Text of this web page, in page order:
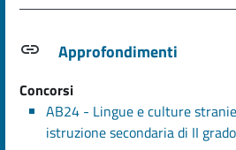
Approfondimenti
Concorsi
AB24 - Lingue e culture
istruzione secondaria di II